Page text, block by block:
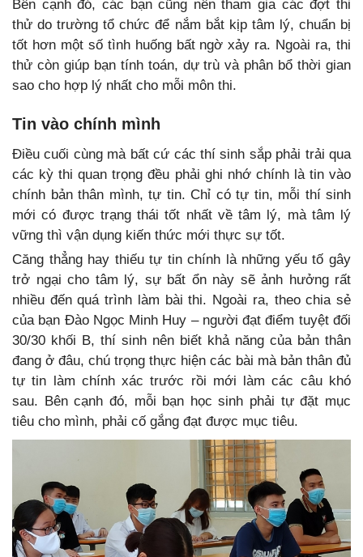
Bên cạnh đó, các bạn cũng nên tham gia các đợt thi
thử do trường tổ chức để nắm bắt kịp tâm lý, chuẩn bị
tốt hơn một số tình huống bất ngờ xảy ra. Ngoài ra, thi
thử còn giúp bạn tính toán, dự trù và phân bổ thời gian
sao cho hợp lý nhất cho mỗi môn thi.
Tin vào chính mình
Điều cuối cùng mà bất cứ các thí sinh sắp phải trải qua
các kỳ thi quan trọng đều phải ghi nhớ chính là tin vào
chính bản thân mình, tự tin. Chỉ có tự tin, mỗi thí sinh
mới có được trạng thái tốt nhất về tâm lý, mà tâm lý
vững thì vận dụng kiến thức mới thực sự tốt.
Căng thẳng hay thiếu tự tin chính là những yếu tố gây
trở ngại cho tâm lý, sự bất ổn này sẽ ảnh hưởng rất
nhiều đến quá trình làm bài thi. Ngoài ra, theo chia sẻ
của bạn Đào Ngọc Minh Huy – người đạt điểm tuyệt đối
30/30 khối B, thí sinh nên biết khả năng của bản thân
đang ở đâu, chú trọng thực hiện các bài mà bản thân đủ
tự tin làm chính xác trước rồi mới làm các câu khó
sau. Bên cạnh đó, mỗi bạn học sinh phải tự đặt mục
tiêu cho mình, phải cố gắng đạt được mục tiêu.